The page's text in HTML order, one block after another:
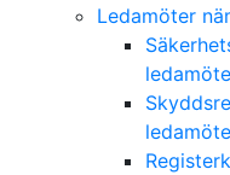
Ledamöter